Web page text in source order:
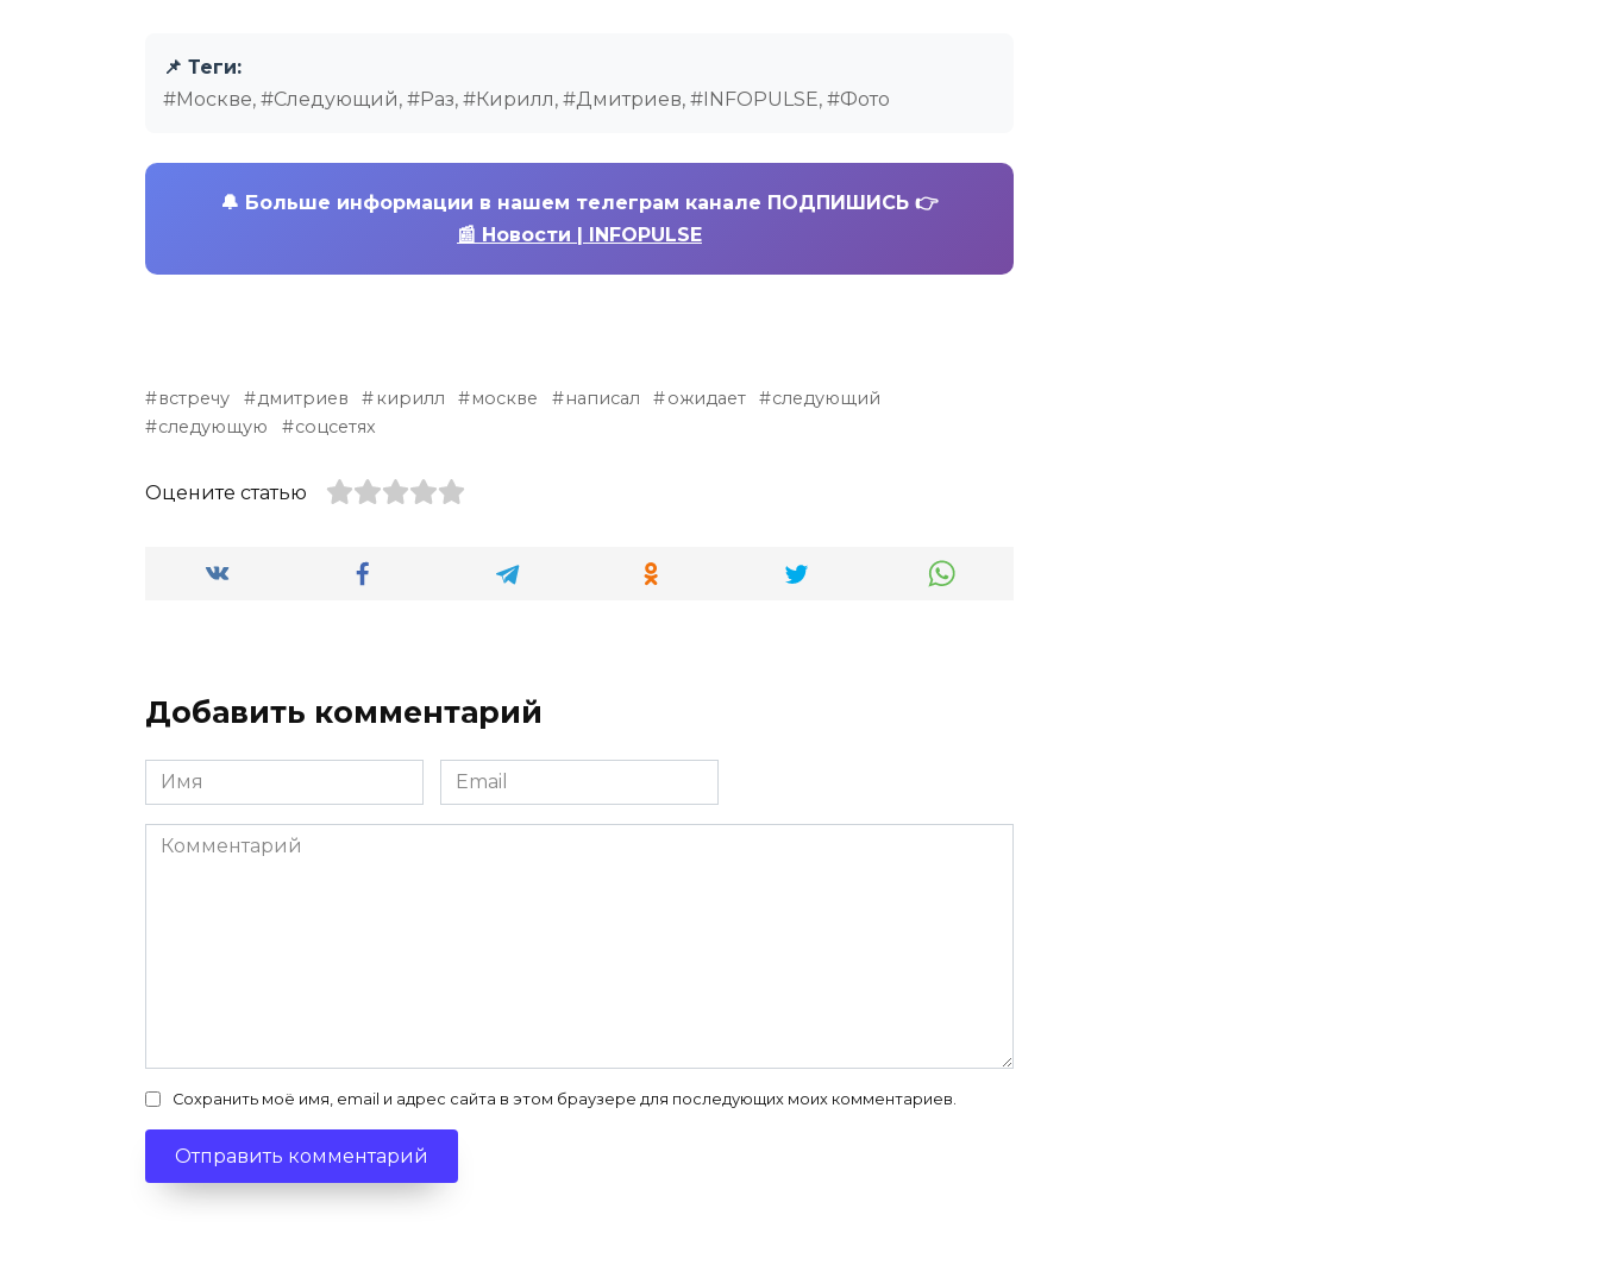
📌 Теги:
#Москве, #Следующий, #Раз, #Кирилл, #Дмитриев, #INFOPULSE, #Фото
🔔 Больше информации в нашем телеграм канале ПОДПИШИСЬ 👉
📰 Новости | INFOPULSE
встречу дмитриев кирилл москве написал ожидает
следующий
следующую
соцсетях
Оцените статью
Добавить комментарий
Имя
*
Email
*
Комментарий
Сохранить моё имя, email и адрес сайта в этом браузере для последующих моих комментариев.